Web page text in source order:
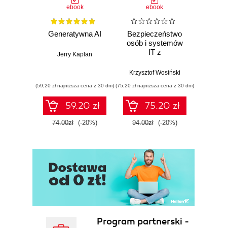
ebook
Generatywna AI
Jerry Kaplan
(59,20 zł najniższa cena z 30 dni)
59.20 zł
74.00zł (-20%)
ebook
Bezpieczeństwo
osób i systemów
IT z
białego wywiadu
Krzysztof Wosiński
(75,20 zł najniższa cena z 30 dni)
75.20 zł
94.00zł (-20%)
Program partnerski -